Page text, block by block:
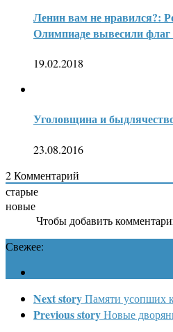
Ленин вам не нравился?:
Олимпиаде вывесили
19.02.2018
Уголовщина и
23.08.2016
2Комментарий
старые
новые
Чтобы добавить
Свежее:
Next storyПамяти усопших
Previous storyНовые